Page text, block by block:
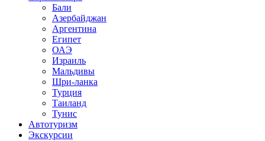
Бали
Азербайджан
Аргентина
Египет
ОАЭ
Израиль
Мальдивы
Шри-ланка
Турция
Таиланд
Тунис
Автотуризм
Экскурсии